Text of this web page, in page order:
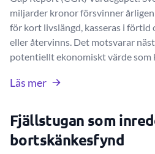
miljarder kronor försvinner
för kort livslängd, kasseras i förtid
eller återvinns. Det motsvarar
potentiellt ekonomiskt värde som
Läs mer
Fjällstugan som
bortskänkesfynd